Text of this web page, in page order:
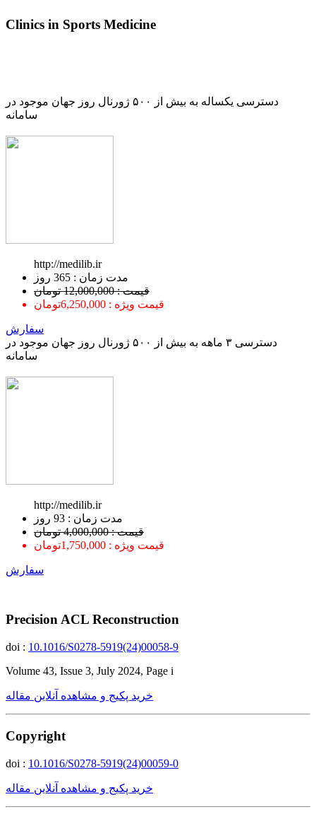
Clinics in Sports Medicine
دسترسی یکساله به بیش از ۵۰۰ ژورنال روز جهان موجود در
سامانه
http://medilib.ir
ﻣﺪﺕ ﺯﻣﺎﻥ : 365 ﺭﻭﺯ
قیمت : 12,000,000 تومان
قیمت ویژه : 6,250,000تومان
سفارش
دسترسی ۳ ماهه به بیش از ۵۰۰ ژورنال روز جهان موجود در
سامانه
http://medilib.ir
ﻣﺪﺕ ﺯﻣﺎﻥ : 93 ﺭﻭﺯ
قیمت : 4,000,000 تومان
قیمت ویژه : 1,750,000تومان
سفارش
Precision ACL Reconstruction
doi : 10.1016/S0278-5919(24)00058-9
Volume 43, Issue 3, July 2024, Page i
خرید پکیج و مشاهده آنلاین مقاله
Copyright
doi : 10.1016/S0278-5919(24)00059-0
خرید پکیج و مشاهده آنلاین مقاله